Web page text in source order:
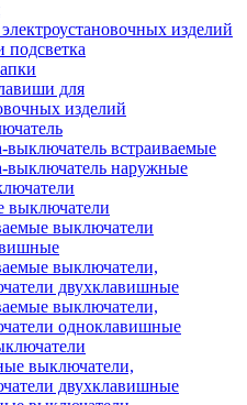
изделий
для
изделий
выключатель встраиваемые
выключатель наружные
выключатели
выключатели
выключатели,
двухклавишные
выключатели,
одноклавишные
выключатели,
двухклавишные